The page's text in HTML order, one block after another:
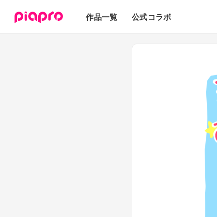
作品一覧
3Dモデル
公式コラボ